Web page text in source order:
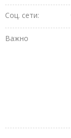
Соц. сети:
Важно